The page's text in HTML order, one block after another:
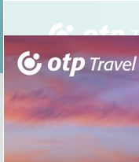
Kezdőoldal /